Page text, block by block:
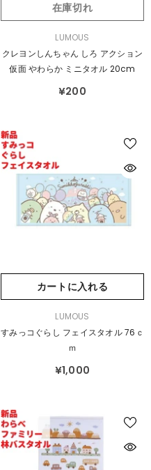
在庫切れ
売
元：
LUMOUS
クレヨンしんちゃん しろ アクション
仮面 やわらか ミニタオル 20cm
¥200
カートに入れる
売
LUMOUS
すみっコぐらし フェイスタオル 76ｃ
Ｍ
¥1,000